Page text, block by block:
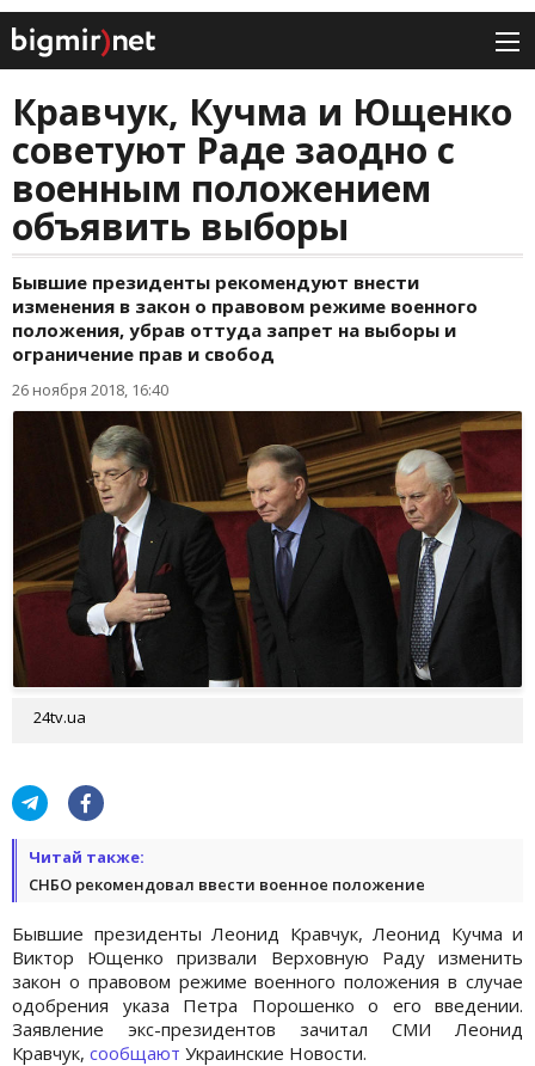
Кравчук, Кучма и Ющенко
советуют Раде заодно с
военным положением
объявить выборы
Бывшие президенты рекомендуют внести
изменения в закон о правовом режиме военного
положения, убрав оттуда запрет на выборы и
ограничение прав и свобод
26 ноября 2018, 16:40
24tv.ua
Читай также:
СНБО рекомендовал ввести военное положение
Бывшие президенты Леонид Кравчук, Леонид Кучма и
Виктор Ющенко призвали Верховную Раду изменить
закон о правовом режиме военного положения в случае
одобрения указа Петра Порошенко о его введении.
Заявление экс-президентов зачитал СМИ Леонид
Кравчук, сообщают Украинские Новости.